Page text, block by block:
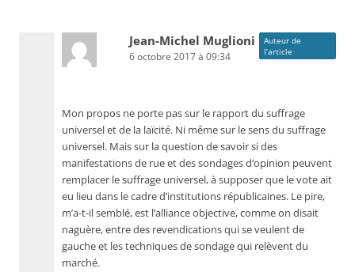
Jean-Michel Muglioni
Auteur de
l’article
6 octobre 2017 à 09:34
Mon propos ne porte pas sur le rapport du suffrage
universel et de la laïcité. Ni même sur le sens du suffrage
universel. Mais sur la question de savoir si des
manifestations de rue et des sondages d’opinion peuvent
remplacer le suffrage universel, à supposer que le vote ait
eu lieu dans le cadre d’institutions républicaines. Le pire,
m’a-t-il semblé, est l’alliance objective, comme on disait
naguère, entre des revendications qui se veulent de
gauche et les techniques de sondage qui relèvent du
marché.